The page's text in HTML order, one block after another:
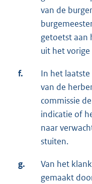
van de
getoetst aan
uit het
f.
In het
van de
commissie
indicatie of
naar
stuiten.
g.
Van het
gemaakt